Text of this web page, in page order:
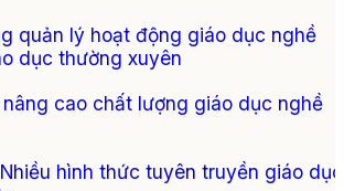
quản lý hoạt động giáo dục nghề
dục thường xuyên
cao chất lượng giáo dục nghề
hình thức tuyên truyền giáo dục